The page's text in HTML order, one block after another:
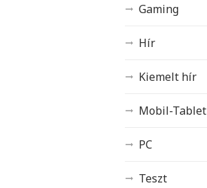
Gaming
Hír
Kiemelt hír
Mobil-Tablet
PC
Teszt